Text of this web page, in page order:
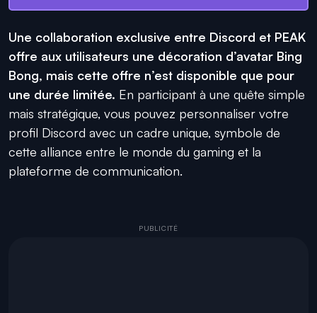
Une collaboration exclusive entre Discord et PEAK
offre aux utilisateurs une décoration d’avatar Bing
Bong, mais cette offre n’est disponible que pour
une durée limitée. En participant à une quête simple
mais stratégique, vous pouvez personnaliser votre
profil Discord avec un cadre unique, symbole de
cette alliance entre le monde du gaming et la
plateforme de communication.